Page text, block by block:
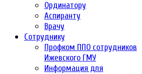
Ординатору
Аспиранту
Врачу
Сотруднику
Профком ППО сотрудников
Ижевского ГМУ
Информация для